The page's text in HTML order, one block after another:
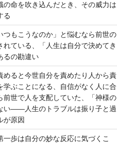
の命を吹き込んだとき、その威力は
る
つもこうなのか」と悩むなら前世の
れている、「人生は自分で決めてき
るの勘違い
めると今世自分を責めたり人から責
学ぶことになる、自信がなく人に合
前世で人を支配していた、「神様の
い――人生のトラブルは振り子と過
が原因
一歩は自分の妙な反応に気づくこ